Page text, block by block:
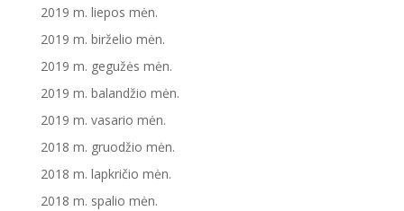
2019 m. liepos mėn.
2019 m. birželio mėn.
2019 m. gegužės mėn.
2019 m. balandžio mėn.
2019 m. vasario mėn.
2018 m. gruodžio mėn.
2018 m. lapkričio mėn.
2018 m. spalio mėn.